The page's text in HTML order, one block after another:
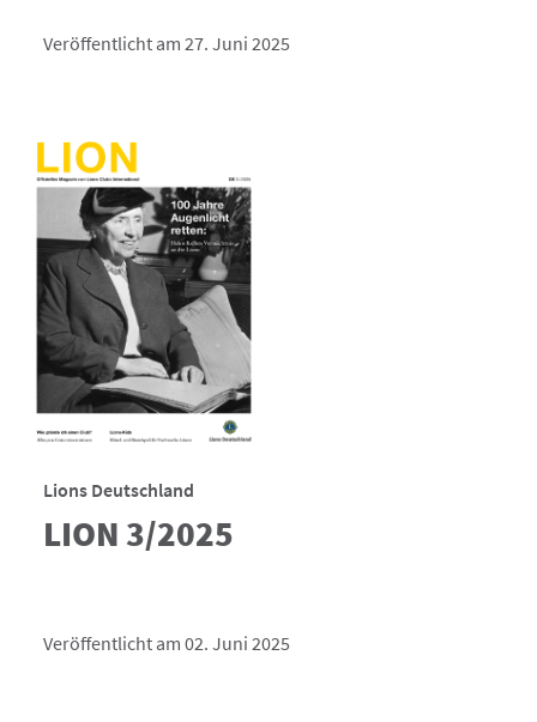
Veröffentlicht am 27. Juni 2025
Lions Deutschland
LION 3/2025
Veröffentlicht am 02. Juni 2025